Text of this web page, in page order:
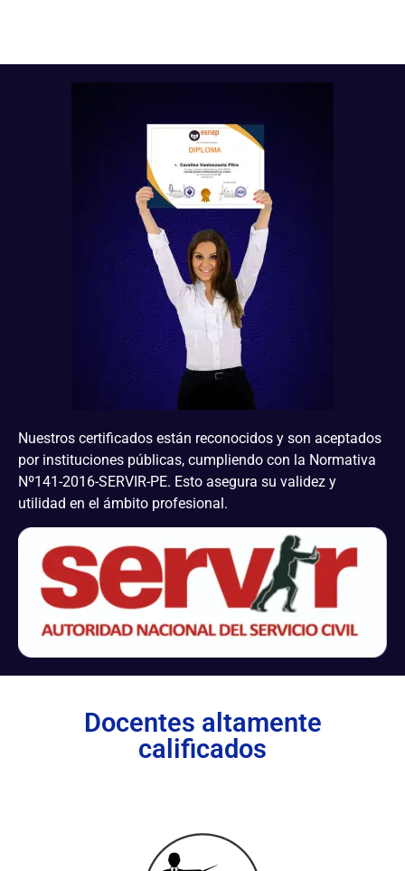
Nuestros certificados están reconocidos y son aceptados
por instituciones públicas, cumpliendo con la Normativa
Nº141-2016-SERVIR-PE. Esto asegura su validez y
utilidad en el ámbito profesional.
Docentes altamente
calificados